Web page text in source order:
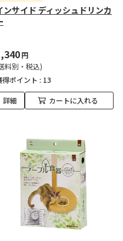
ンサイド ディッシュドリンカ
円
料別・税込)
得ポイント : 13
詳細 カートに入れる